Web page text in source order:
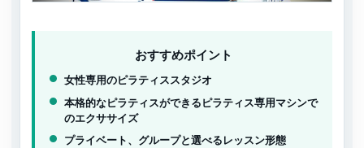
おすすめポイント
女性専用のピラティススタジオ
本格的なピラティスができるピラティス専用マシンで
のエクササイズ
プライベート、グループと選べるレッスン形態